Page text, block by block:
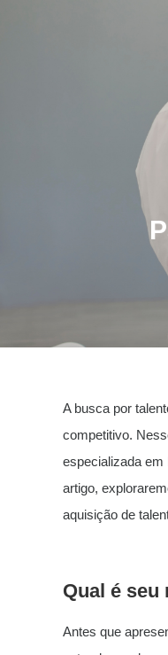
A busca por
competitivo.
especializada
artigo,
aquisição de
Qual é seu
Antes que